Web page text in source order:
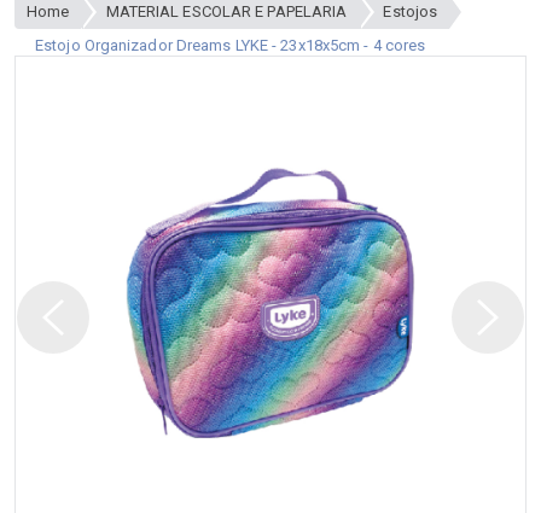
Home MATERIAL ESCOLAR E PAPELARIA
Estojos
Estojo Organizador Dreams LYKE - 23x18x5cm - 4 cores